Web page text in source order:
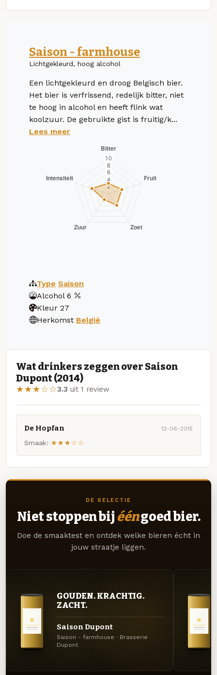
Saison - farmhouse
Lichtgekleurd, hoog alcohol
Een lichtgekleurd en droog Belgisch bier.
Het bier is verfrissend, redelijk bitter, niet
te hoog in alcohol en heeft flink wat
koolzuur. De gebruikte gist is fruitig/k...
Lees meer
Type Saison
Alcohol 6
Kleur 27
Herkomst België
Wat drinkers zeggen over Saison
Dupont (2014)
★★★☆☆3.3 uit 1 review
De Hopfan 12-06-2015
Smaak: ★★★☆☆
DE SELECTIE
Niet stoppen bij ééngoed bier.
Doe de smaaktest en ontdek welke bieren écht in
jouw straatje liggen.
GOUDEN. KRACHTIG.
ZACHT.
Saison Dupont
Saison - farmhouse · Brasserie
Dupont